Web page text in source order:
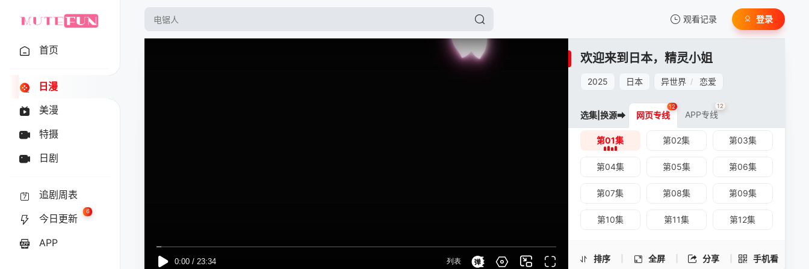
观看记录
我的观影记录
暂无观看影片的记录
登录
首页
日漫
美漫
特摄
日剧
追剧周表
今日更新
6
APP
欢迎来到日本，精灵小姐
2025 日本 异世界 / 恋爱
排序 全屏 分享 手机看
欢迎来到日本，精灵小姐 -第01集
选集|换源➡ 网页专线
12
APP专线
12
第01集 第02集 第03集
第04集 第05集 第06集
第07集 第08集 第09集
第10集 第11集 第12集